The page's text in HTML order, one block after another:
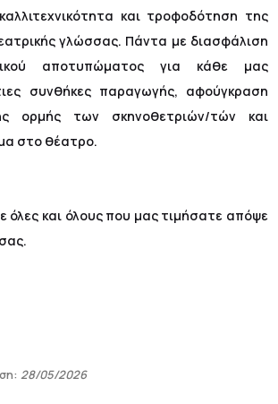
και τροφοδότηση της
γλώσσας. Πάντα με διασφάλιση
αποτυπώματος για κάθε μας
συνθήκες παραγωγής, αφούγκραση
ορμής των σκηνοθετριών/τών και
στο θέατρο.
όλες και όλους που μας τιμήσατε απόψε
28/05/2026